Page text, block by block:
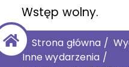
Wstęp wolny.
Strona główna /
Inne wydarzenia /